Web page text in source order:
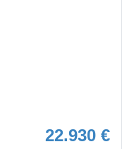
22.930 €